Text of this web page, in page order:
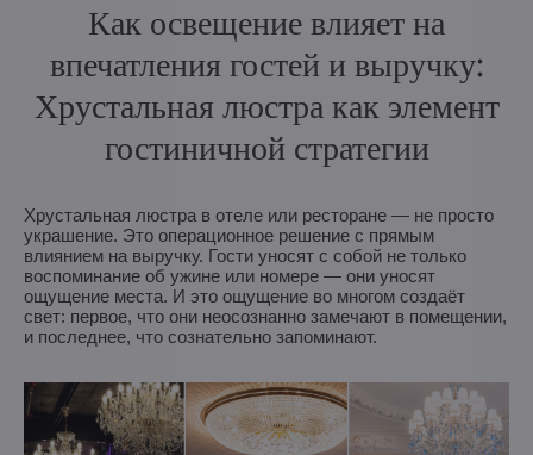
Как освещение влияет на
впечатления гостей и выручку:
Хрустальная люстра как элемент
гостиничной стратегии
Хрустальная люстра в отеле или ресторане — не просто
украшение. Это операционное решение с прямым
влиянием на выручку. Гости уносят с собой не только
воспоминание об ужине или номере — они уносят
ощущение места. И это ощущение во многом создаёт
свет: первое, что они неосознанно замечают в помещении,
и последнее, что сознательно запоминают.